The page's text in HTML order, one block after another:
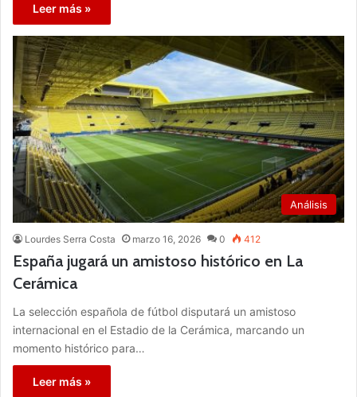
Leer más »
Análisis
Lourdes Serra Costa marzo 16, 2026 0 412
España jugará un amistoso histórico en La
Cerámica
La selección española de fútbol disputará un amistoso
internacional en el Estadio de la Cerámica, marcando un
momento histórico para…
Leer más »